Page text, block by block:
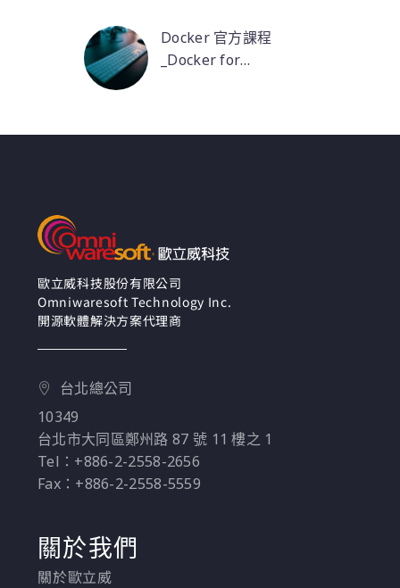
Docker 官方課程
_Docker for
在企業中更快速的導入
Docker解決方案。該課
程包含了針對傳統一體
式應用程式進行容器化
安全，健壯，高可用
性，具彈性和能自我修
復的。
歐立威科技股份有限公司
Omniwaresoft Technology Inc.
開源軟體解決方案代理商
台北總公司
10349
台北市大同區鄭州路 87 號 11 樓之 1
Tel：+886-2-2558-2656
Fax：+886-2-2558-5559
關於我們
關於歐立威